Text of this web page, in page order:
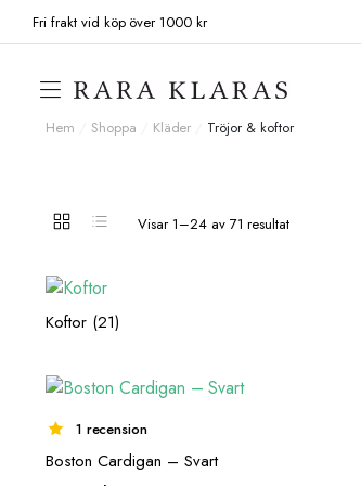
Fri frakt vid köp över 1000 kr
Hem Shoppa Kläder Tröjor & koftor
Visar 1–24 av 71 resultat
Koftor (21)
1 recension
Boston Cardigan – Svart